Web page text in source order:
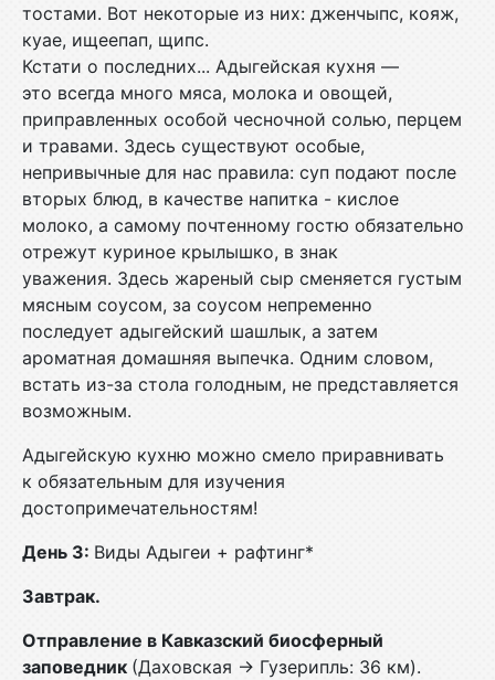
тостами. Вот некоторые из них: дженчыпс, кояж,
куае, ищеепап, щипс.
Кстати о последних... Адыгейская кухня —
это всегда много мяса, молока и овощей,
приправленных особой чесночной солью, перцем
и травами. Здесь существуют особые,
непривычные для нас правила: суп подают после
вторых блюд, в качестве напитка - кислое
молоко, а самому почтенному гостю обязательно
отрежут куриное крылышко, в знак
уважения. Здесь жареный сыр сменяется густым
мясным соусом, за соусом непременно
последует адыгейский шашлык, а затем
ароматная домашняя выпечка. Одним словом,
встать из-за стола голодным, не представляется
возможным.
Адыгейскую кухню можно смело приравнивать
к обязательным для изучения
достопримечательностям!
День 3: Виды Адыгеи + рафтинг*
Завтрак.
Отправление в Кавказский биосферный
заповедник (Даховская → Гузерипль: 36 км).